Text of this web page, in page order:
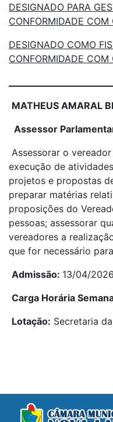
DESIGNADO PARA
CONFORMIDADE
DESIGNADO COMO
CONFORMIDADE
MATHEUS AMARAL
Assessor
Assessorar o
execução de
projetos e propostas
preparar matérias
proposições do
pessoas; assessorar
vereadores a
que for necessário
Admissão: 13/04/
Carga Horária
Lotação: Secretaria